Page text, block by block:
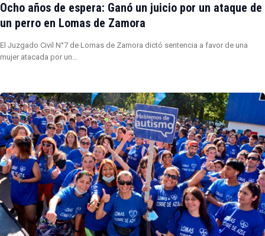
Ocho años de espera: Ganó un juicio por un ataque de
un perro en Lomas de Zamora
El Juzgado Civil N°7 de Lomas de Zamora dictó sentencia a favor de una
mujer atacada por un…